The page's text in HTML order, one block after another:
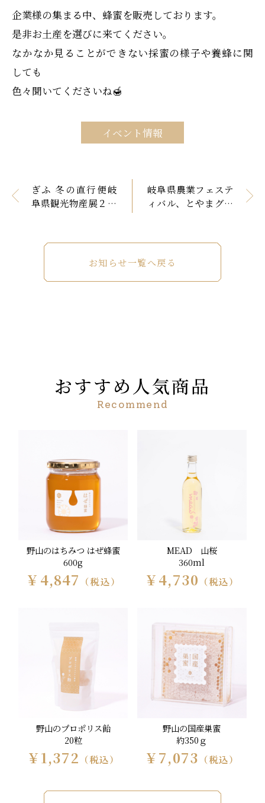
企業様の集まる中、蜂蜜を販売しております。
是非お土産を選びに来てください。
なかなか見ることができない採蜜の様子や養蜂に関
しても
色々聞いてくださいね🍯
イベント情報
ぎふ 冬の直行便岐
阜県観光物産展２０
岐阜県農業フェステ
ィバル、とやまグル
お知らせ一覧へ戻る
おすすめ人気商品
Recommend
野山のはちみつ はぜ蜂蜜
600g
￥4,847 （税込）
MEAD 山桜
360ml
￥4,730 （税込）
野山のプロポリス飴
20粒
￥1,372 （税込）
野山の国産巣蜜
約350ｇ
￥7,073 （税込）